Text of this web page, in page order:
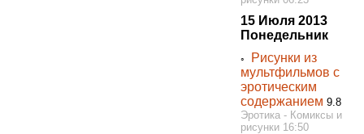
15 Июля 2013
Понедельник
◦
Рисунки из
мультфильмов с
эротическим
содержанием 9.8
Эротика - Комиксы и
рисунки 16:50